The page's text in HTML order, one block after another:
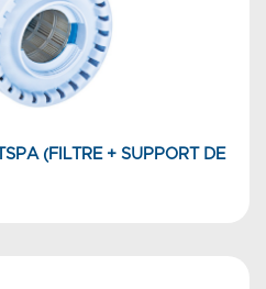
(FILTRE + SUPPORT DE